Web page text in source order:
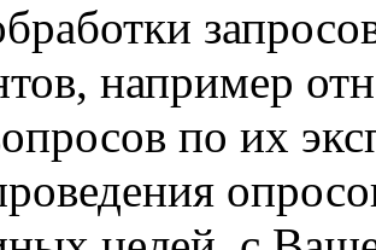
например
по их